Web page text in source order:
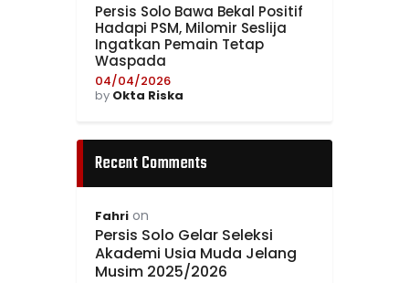
Persis Solo Bawa Bekal Positif
Hadapi PSM, Milomir Seslija
Ingatkan Pemain Tetap
Waspada
04/04/2026
by Okta Riska
Recent Comments
Fahri on
Persis Solo Gelar Seleksi
Akademi Usia Muda Jelang
Musim 2025/2026